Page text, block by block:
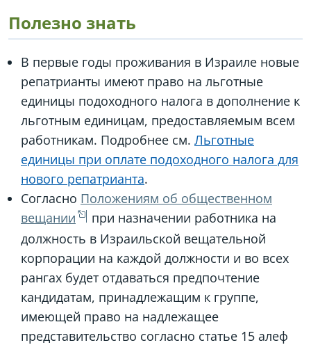
Полезно знать
В первые годы проживания в Израиле новые
репатрианты имеют право на льготные
единицы подоходного налога в дополнение к
льготным единицам, предоставляемым всем
работникам. Подробнее см. Льготные
единицы при оплате подоходного налога для
нового репатрианта.
Согласно Положениям об общественном
вещании
при назначении работника на
должность в Израильской вещательной
корпорации на каждой должности и во всех
рангах будет отдаваться предпочтение
кандидатам, принадлежащим к группе,
имеющей право на надлежащее
представительство согласно статье 15 алеф